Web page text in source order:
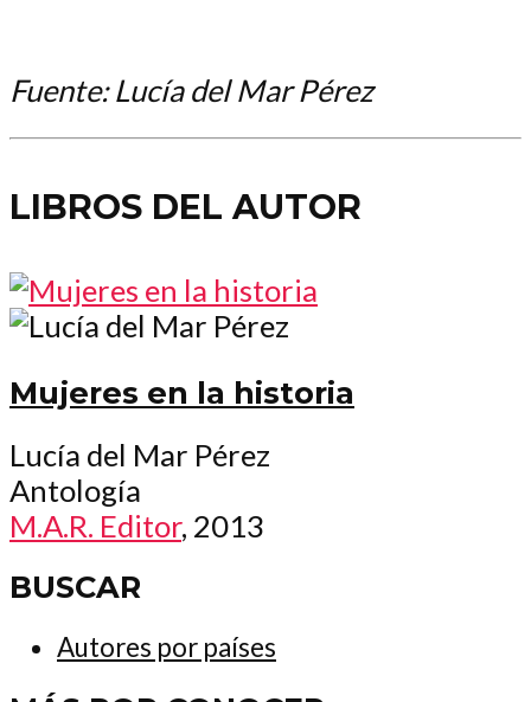
Fuente: Lucía del Mar Pérez
LIBROS DEL AUTOR
Mujeres en la historia
Lucía del Mar Pérez
Antología
M.A.R. Editor, 2013
BUSCAR
Autores por países